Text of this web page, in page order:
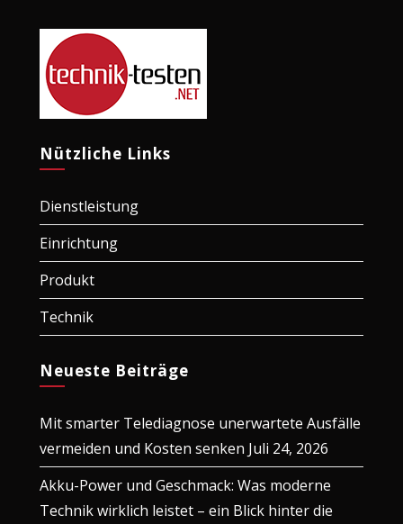
Nützliche Links
Dienstleistung
Einrichtung
Produkt
Technik
Neueste Beiträge
Mit smarter Telediagnose unerwartete Ausfälle
vermeiden und Kosten senken Juli 24, 2026
Akku-Power und Geschmack: Was moderne
Technik wirklich leistet – ein Blick hinter die